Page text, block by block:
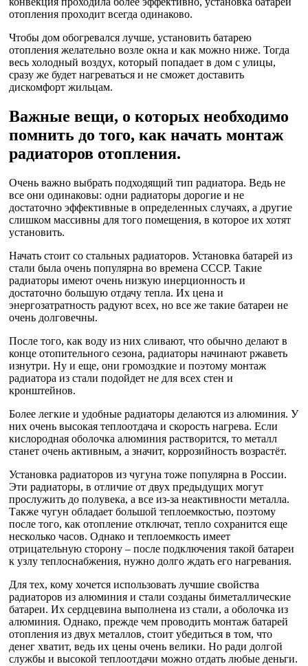
отопления проходит всегда одинаково.
Чтобы дом обогревался лучше, установить батарею
отопления желательно возле окна и как можно ниже. Тогда
весь холодный воздух, который попадает в дом с улицы,
сразу же будет нагреваться и не сможет доставить
дискомфорт жильцам.
Важные вещи, о которых необходимо
помнить до того, как начать монтаж
радиаторов отопления.
Очень важно выбрать подходящий тип радиатора. Ведь не
все они одинаковы: одни радиаторы дорогие и не
достаточно эффективные в определенных случаях, а другие
слишком массивны для того помещения, в которое их хотят
установить.
Начать стоит со стальных радиаторов. Установка батарей из
стали была очень популярна во времена СССР. Такие
радиаторы имеют очень низкую инерционность и
достаточно большую отдачу тепла. Их цена и
энергозатратность радуют всех, но все же такие батареи не
очень долговечны.
После того, как воду из них сливают, что обычно делают в
конце отопительного сезона, радиаторы начинают ржаветь
изнутри. Ну и еще, они громоздкие и поэтому монтаж
радиатора из стали подойдет не для всех стен и
кронштейнов.
Более легкие и удобные радиаторы делаются из алюминия. У
них очень высокая теплоотдача и скорость нагрева. Если
кислородная оболочка алюминия растворится, то металл
станет очень активным, а значит, коррозийность возрастёт.
Установка радиаторов из чугуна тоже популярна в России.
Эти радиаторы, в отличие от двух предыдущих могут
прослужить до полувека, а все из-за неактивности металла.
Также чугун обладает большой теплоемкостью, поэтому
после того, как отопление отключат, тепло сохранится еще
несколько часов. Однако и теплоемкость имеет
отрицательную сторону – после подключения такой батареи
к узлу теплоснабжения, нужно долго ждать его нагревания.
Для тех, кому хочется использовать лучшие свойства
радиаторов из алюминия и стали созданы биметаллические
батареи. Их сердцевина выполнена из стали, а оболочка из
алюминия. Однако, прежде чем проводить монтаж батарей
отопления из двух металлов, стоит убедиться в том, что
денег хватит, ведь их цены очень велики. Но ради долгой
службы и высокой теплоотдачи можно отдать любые деньги.